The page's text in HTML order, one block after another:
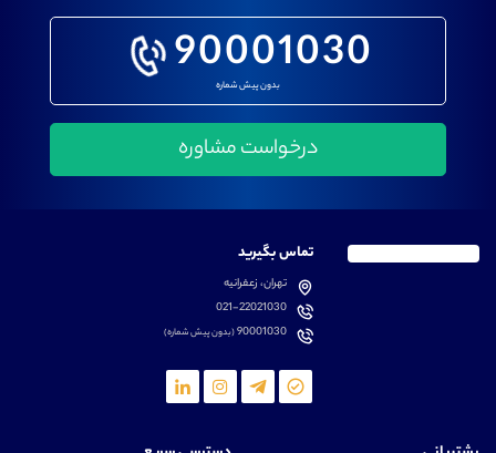
90001030
بدون پیش شماره
تماس بگیرید
تهران، زعفرانیه
021-22021030
90001030(بدون پیش شماره)